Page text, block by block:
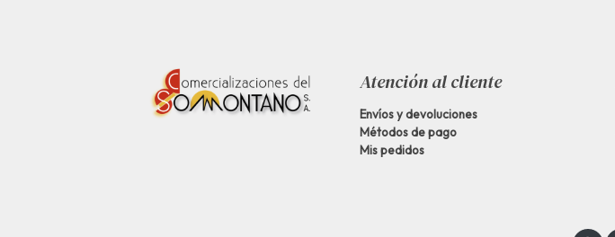
Atención al cliente
Envíos y devoluciones
Métodos de pago
Mis pedidos